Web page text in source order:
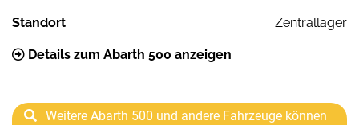
Standort Zentrallager
Details zum Abarth 500 anzeigen
Weitere Abarth 500 und andere Fahrzeuge können